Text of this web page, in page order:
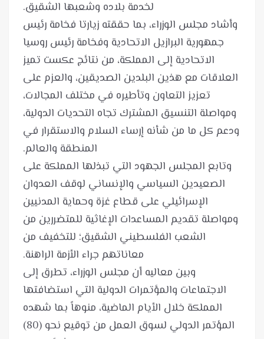
وأشاد مجلس الوزراء، بما حققته زيارتا فخامة رئيس
جمهورية البرازيل الاتحادية وفخامة رئيس روسيا
الاتحادية إلى المملكة، من نتائج عكست تميز
العلاقات مع هذين البلدين الصديقين، والعزم على
تعزيز التعاون وتأطيره في مختلف المجالات،
ومواصلة التنسيق المشترك تجاه التحديات الدولية،
ودعم كل ما من شأنه إرساء السلام والاستقرار في
وتابع المجلس الجهود التي تبذلها المملكة على
الصعيدين السياسي والإنساني لوقف العدوان
الإسرائيلي على قطاع غزة وحماية المدنيين
ومواصلة تقديم المساعدات الإغاثية للمتضررين من
الشعب الفلسطيني الشقيق؛ للتخفيف من
وبين معاليه أن مجلس الوزراء، تطرق إلى
الاجتماعات والمؤتمرات الدولية التي استضافتها
المملكة خلال الأيام الماضية، منوهاً بما شهده
المؤتمر الدولي لسوق العمل من توقيع نحو (80)